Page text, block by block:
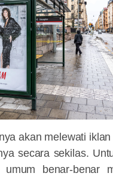
akan melewati
secara sekilas.
benar-benar